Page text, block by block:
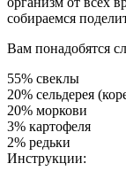
собираемся
Вам понадобятся
55% свеклы
20% сельдерея
20% моркови
3% картофеля
2% редьки
Инструкции: